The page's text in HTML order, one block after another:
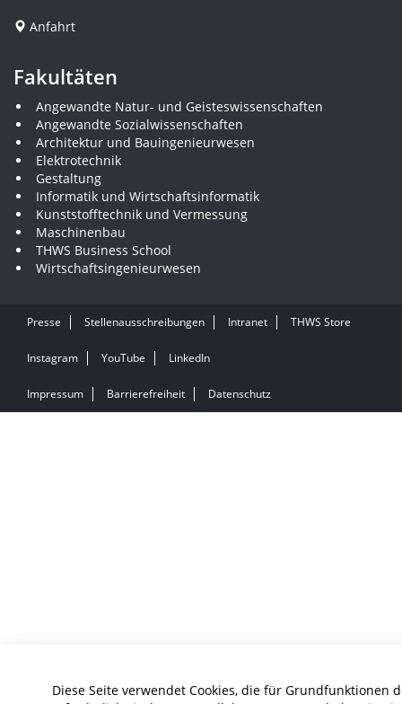
Diese Seite verwendet Cookies, die für Grundfunktionen
Anfahrt
Fakultäten
Angewandte Natur- und Geisteswissenschaften
Angewandte Sozialwissenschaften
Architektur und Bauingenieurwesen
Elektrotechnik
Gestaltung
Informatik und Wirtschaftsinformatik
Kunststofftechnik und Vermessung
Maschinenbau
THWS Business School
Wirtschaftsingenieurwesen
Presse Stellenausschreibungen Intranet THWS Store
Instagram YouTube LinkedIn
Impressum Barrierefreiheit Datenschutz